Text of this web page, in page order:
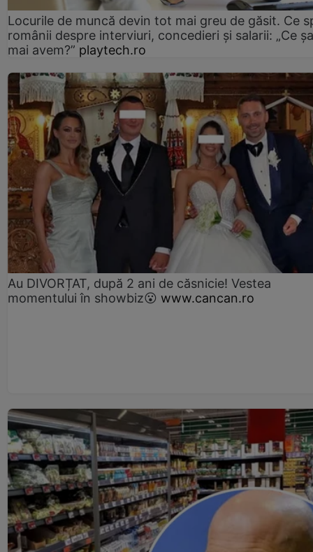
Locurile de muncă devin tot mai greu de găsit. Ce
românii despre interviuri, concedieri și salarii: „Ce
mai avem?” playtech.ro
Au DIVORȚAT, după 2 ani de căsnicie! Vestea
momentului în showbiz😮 www.cancan.ro